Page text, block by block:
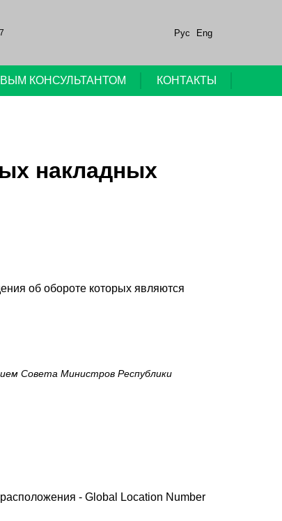
Рус Eng
КОНСУЛЬТАНТОМ КОНТАКТЫ
накладных
об обороте которых являются
Совета Министров Республики
- Global Location Number